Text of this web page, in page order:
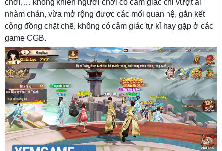
chơi,… không khiến người chơi có cảm giác chỉ vượt ải
nhàm chán, vừa mở rộng được các mối quan hệ, gắn kết
cộng đồng chặt chẽ, không có cảm giác tự kỉ hay gặp ở các
game CGB.